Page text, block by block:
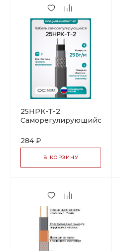
25НРК-Т-2
Саморегулирующийся
кабель
284 ₽
В КОРЗИНУ